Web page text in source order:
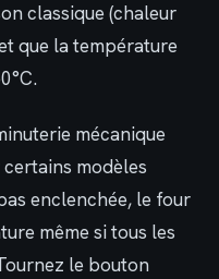
classique (chaleur
que la température
mécanique
certains modèles
enclenchée, le four
même si tous les
le bouton